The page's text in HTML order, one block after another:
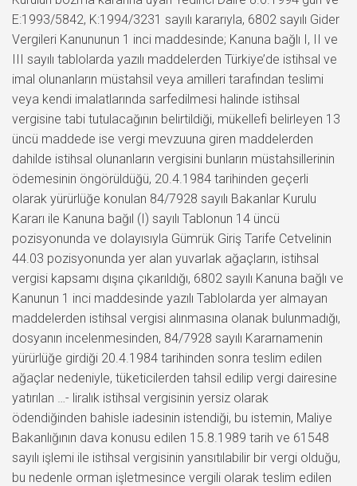
E:1993/5842, K:1994/3231 sayılı kararıyla, 6802 sayılı Gider
Vergileri Kanununun 1 inci maddesinde; Kanuna bağlı I, II ve
III sayılı tablolarda yazılı maddelerden Türkiye’de istihsal ve
imal olunanların müstahsil veya amilleri tarafından teslimi
veya kendi imalatlarında sarfedilmesi halinde istihsal
vergisine tabi tutulacağının belirtildiği, mükellefi belirleyen 13
üncü maddede ise vergi mevzuuna giren maddelerden
dahilde istihsal olunanların vergisini bunların müstahsillerinin
ödemesinin öngörüldüğü, 20.4.1984 tarihinden geçerli
olarak yürürlüğe konulan 84/7928 sayılı Bakanlar Kurulu
Kararı ile Kanuna bağıl (I) sayılı Tablonun 14 üncü
pozisyonunda ve dolayısıyla Gümrük Giriş Tarife Cetvelinin
44.03 pozisyonunda yer alan yuvarlak ağaçların, istihsal
vergisi kapsamı dışına çıkarıldığı, 6802 sayılı Kanuna bağlı ve
Kanunun 1 inci maddesinde yazılı Tablolarda yer almayan
maddelerden istihsal vergisi alınmasına olanak bulunmadığı,
dosyanın incelenmesinden, 84/7928 sayılı Kararnamenin
yürürlüğe girdiği 20.4.1984 tarihinden sonra teslim edilen
ağaçlar nedeniyle, tüketicilerden tahsil edilip vergi dairesine
yatırılan …- liralık istihsal vergisinin yersiz olarak
ödendiğinden bahisle iadesinin istendiği, bu istemin, Maliye
Bakanlığının dava konusu edilen 15.8.1989 tarih ve 61548
sayılı işlemi ile istihsal vergisinin yansıtılabilir bir vergi olduğu,
bu nedenle orman işletmesince vergili olarak teslim edilen